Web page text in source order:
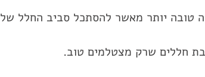
טובה יותר מאשר להסתכל סביב החלל
חללים שרק מצטלמים טוב.